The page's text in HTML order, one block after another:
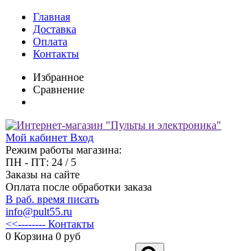
Главная
Доставка
Оплата
Контакты
Избранное
Сравнение
Мой кабинет Вход
Режим работы магазина:
ПН - ПТ: 24 / 5
Заказы на сайте
Оплата после обработки заказа
В раб. время писать
info@pult55.ru
<<-------- Контакты
0 Корзина 0 руб